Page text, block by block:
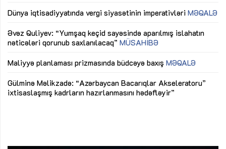
Dünya iqtisadiyyatında vergi siyasətinin imperativləri MƏQALƏ
Əvəz Quliyev: “Yumşaq keçid sayəsində aparılmış islahatın
nəticələri qorunub saxlanılacaq” MÜSAHİBƏ
Maliyyə planlaması prizmasında büdcəyə baxış MƏQALƏ
Gülminə Məlikzadə: “Azərbaycan Bacarıqlar Akseleratoru”
ixtisaslaşmış kadrların hazırlanmasını hədəfləyir”